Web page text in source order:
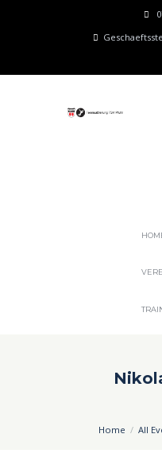
Home All